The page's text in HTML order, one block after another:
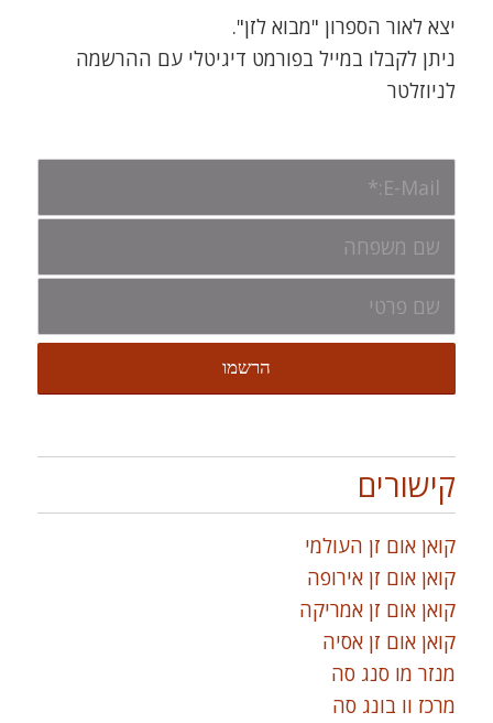
יצא לאור הספרון "מבוא לזן".
ניתן לקבלו במייל בפורמט דיגיטלי עם ההרשמה
לניוזלטר
קישורים
קואן אום זן העולמי
קואן אום זן אירופה
קואן אום זן אמריקה
קואן אום זן אסיה
מנזר מו סנג סה
מרכז וו בונג סה